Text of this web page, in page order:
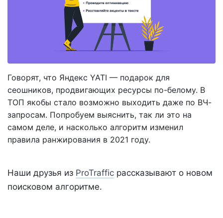
Говорят, что Яндекс YATI — подарок для
сеошников, продвигающих ресурсы по-белому. В
ТОП якобы стало возможно выходить даже по ВЧ-
запросам. Попробуем выяснить, так ли это на
самом деле, и насколько алгоритм изменил
правила ранжирования в 2021 году.
Наши друзья из ProTraffic рассказывают о новом
поисковом алгоритме.